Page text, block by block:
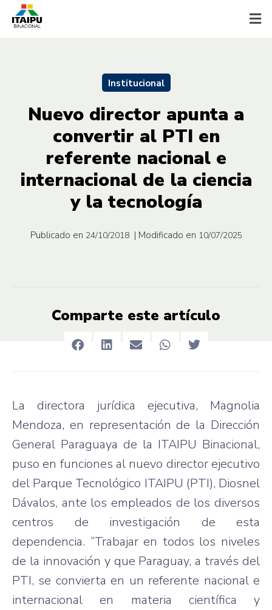
Institucional
Nuevo director apunta a
convertir al PTI en
referente nacional e
internacional de la ciencia
y la tecnología
Publicado en 24/10/2018 | Modificado en 10/07/2025
Comparte este artículo
La directora jurídica ejecutiva, Magnolia
Mendoza, en representación de la Dirección
General Paraguaya de la ITAIPU Binacional,
puso en funciones al nuevo director ejecutivo
del Parque Tecnológico ITAIPU (PTI), Diosnel
Dávalos, ante los empleados de los diversos
centros de investigación de esta
dependencia. “Trabajar en todos los niveles
de la innovación y que Paraguay, a través del
PTI, se convierta en un referente nacional e
internacional en materia científica y